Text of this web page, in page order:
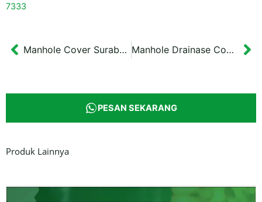
7333
Prev Manhole Cover Surabaya Motif Tugu Bergaris Tepi Manhole Drainase Cover Labuan Bajo
PESAN SEKARANG
Produk Lainnya